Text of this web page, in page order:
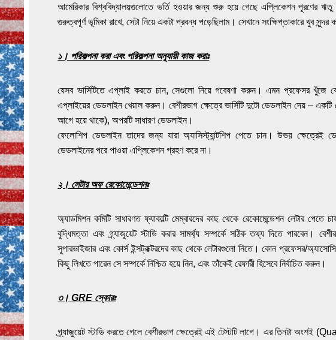
আমেরিকার বিশ্ববিদ্যালয়গুলোতে ভর্তি হওয়ার জন্য শুরু হয়ে গেছে এপ্লিকেশন পূরণের
গুরুত্বপূর্ণ ভূমিকা রাখে, সেটা নিয়ে একটা প্রবন্ধ পড়েছিলাম। সেখানে সংক্ষিপ্তাকারে খুব
১। পরিকল্পনা করা এবং পরিকল্পনা অনুযায়ী কাজ করাঃ
যেসব ভার্সিটিতে এপ্লাই করতে চান, সেগুলো নিয়ে গবেষণা করুন। এমন প্রফেসর খুঁজে বের
এপ্লাইয়ের ডেডলাইন খেয়াল করুন। বেশীরভাগ ক্ষেত্রে ভার্সিটি দুটো ডেডলাইন দেয় –
আগে হয়ে থাকে), অপরটি সাধারণ ডেডলাইন।
ফেলোশিপ ডেডলাইন তাদের জন্য যারা অ্যাসিস্ট্যান্টশিপ পেতে চান। উভয়
ডেডলাইনের পরে পাওয়া এপ্লিকেশন গ্রহণ করে না।
২। লেটার অফ রেকোমেন্ডেশনঃ
অ্যাডমিশন কমিটি সাধারণত ফ্যাকাল্টি মেম্বারদের কাছ থেকে রেকোমেন্ডেশন লেটার পেতে
বুদ্ধিমত্তা এবং গ্র্যাজুয়েট স্টাডি করার সামর্থ্য সম্পর্কে সঠিক তথ্য দিতে পারবেন।
সুপারভাইজার এবং কোর্স ইন্সট্রাক্টরদের কাছ থেকে লেটারগুলো নিতে। কোন প্রফেসর/
কিছু লিখতে পারেন সে সম্পর্কে নিশ্চিত হয়ে নিন, এবং তাঁকেই রেফারী হিসেবে নির্বাচিত করুন।
৩। GRE স্কোরঃ
গ্র্যাজুয়েট স্টাডি করতে গেলে বেশীরভাগ ক্ষেত্রেই এই টেস্টটি লাগে। এর তিনটা